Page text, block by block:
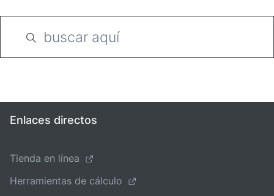
Enlaces directos
Tienda en línea
Herramientas de cálculo